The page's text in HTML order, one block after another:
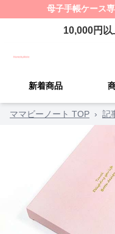
母子手帳ケース
10,000円以
新着商品
ママビーノート TOP › 記